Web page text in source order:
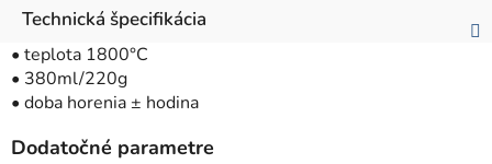
Technická špecifikácia
• teplota 1800°C
• 380ml/220g
• doba horenia ± hodina
Dodatočné parametre